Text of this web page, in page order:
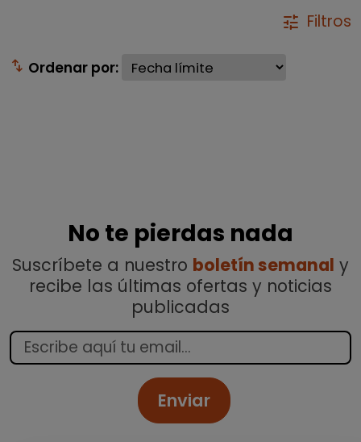
tune Filtros
swap_vert Ordenar por:
No te pierdas nada
Suscríbete a nuestro boletín semanal y
recibe las últimas ofertas y noticias
publicadas
Enviar